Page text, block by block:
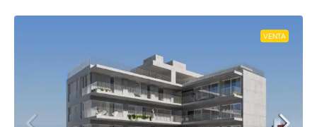
VENTA